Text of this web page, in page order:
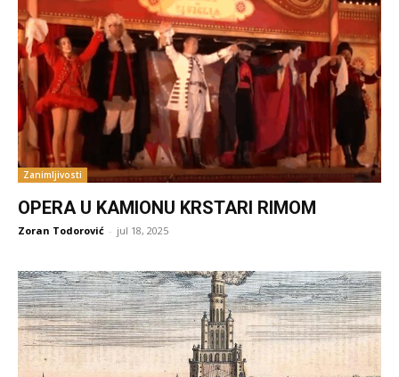
Zanimljivosti
OPERA U KAMIONU KRSTARI RIMOM
Zoran Todorović - jul 18, 2025